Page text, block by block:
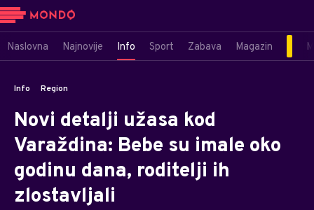
Naslovna Najnovije Info Sport Zabava Magazin
Info Region
Novi detalji užasa kod
Varaždina: Bebe su imale oko
godinu dana, roditelji ih
zlostavljali